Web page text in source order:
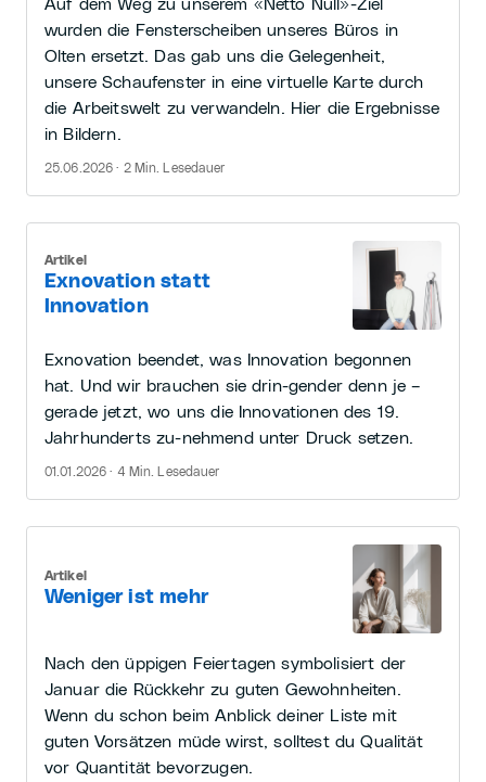
Auf dem Weg zu unserem «Netto Null»-Ziel
wurden die Fensterscheiben unseres Büros in
Olten ersetzt. Das gab uns die Gelegenheit,
unsere Schaufenster in eine virtuelle Karte durch
die Arbeitswelt zu verwandeln. Hier die Ergebnisse
in Bildern.
25.06.2026 · 2 Min. Lesedauer
Exnovation statt
Innovation
Artikel
Exnovation beendet, was Innovation begonnen
hat. Und wir brauchen sie drin-gender denn je –
gerade jetzt, wo uns die Innovationen des 19.
Jahrhunderts zu-nehmend unter Druck setzen.
01.01.2026 · 4 Min. Lesedauer
Weniger ist mehr
Artikel
Nach den üppigen Feiertagen symbolisiert der
Januar die Rückkehr zu guten Gewohnheiten.
Wenn du schon beim Anblick deiner Liste mit
guten Vorsätzen müde wirst, solltest du Qualität
vor Quantität bevorzugen.